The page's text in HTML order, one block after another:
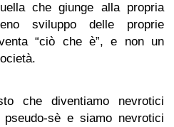
che giunge alla propria
sviluppo delle proprie
“ciò che è”, e non un
che diventiamo nevrotici
pseudo-sè e siamo nevrotici